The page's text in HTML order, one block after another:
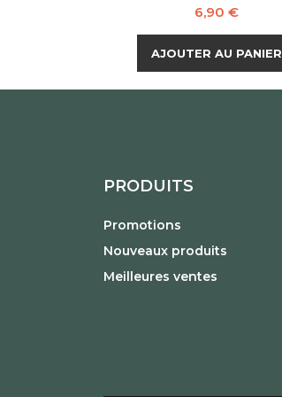
Prix
6,90 €
AJOUTER AU PANIER
PRODUITS
Promotions
Nouveaux produits
Meilleures ventes